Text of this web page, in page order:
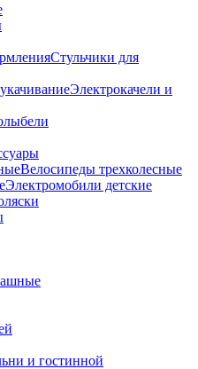
Стульчики для
Электрокачели и
Велосипеды трехколесные
Электромобили детские
и гостинной